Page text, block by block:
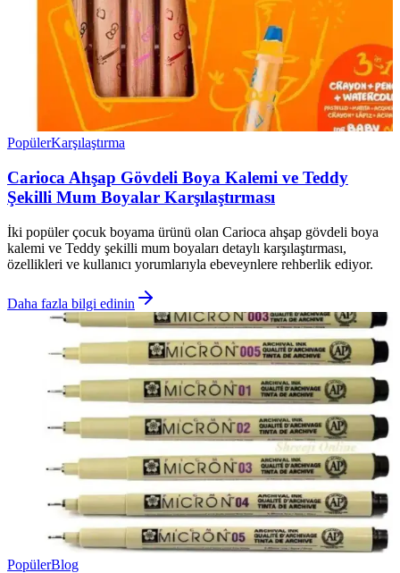
PopülerKarşılaştırma
Carioca Ahşap Gövdeli Boya Kalemi ve Teddy
Şekilli Mum Boyalar Karşılaştırması
İki popüler çocuk boyama ürünü olan Carioca ahşap gövdeli boya
kalemi ve Teddy şekilli mum boyaları detaylı karşılaştırması,
özellikleri ve kullanıcı yorumlarıyla ebeveynlere rehberlik ediyor.
Daha fazla bilgi edinin
PopülerBlog